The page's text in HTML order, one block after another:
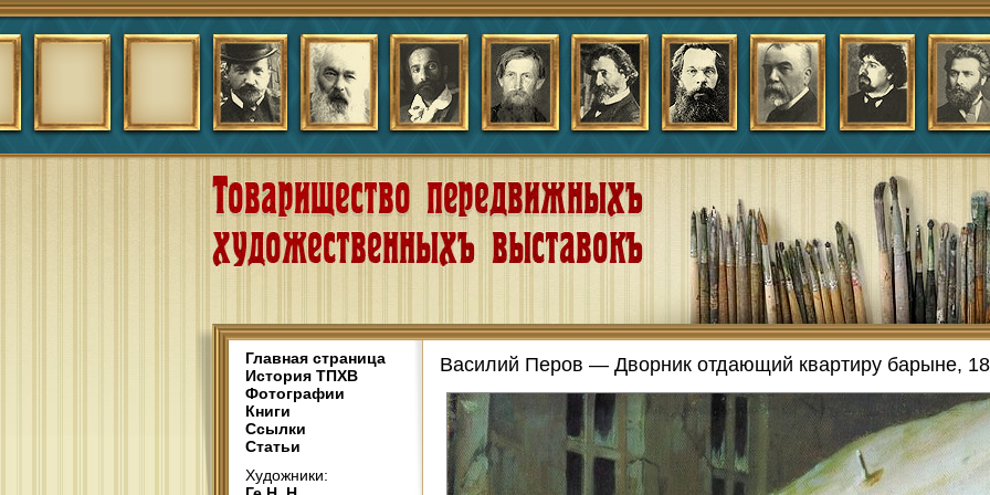
Главная страница
История ТПХВ
Фотографии
Книги
Ссылки
Статьи
Художники:
Василий Перов — Дворник отдающий квартиру барыне,